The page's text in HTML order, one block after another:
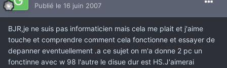
Publié le 16 juin 2007
BJR,je ne suis pas informaticien mais cela me plait et j'aime
touche et comprendre comment cela fonctionne et essayer de
depanner eventuellement .a ce sujet on m'a donne 2 pc un
fonctinne avec w 98 l'autre le disue dur est HS.J'aimerai